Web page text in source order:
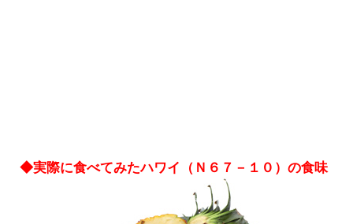
◆実際に食べてみたハワイ（Ｎ６７－１０）の食味